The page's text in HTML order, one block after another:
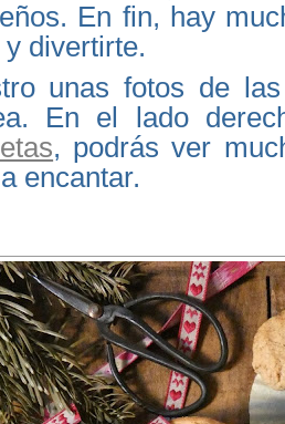
En fin, hay
divertirte.
unas fotos de
En el lado
, podrás ver
encantar.